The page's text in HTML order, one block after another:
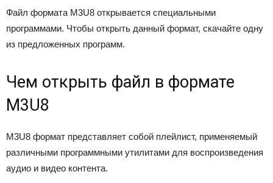
Файл формата M3U8 открывается специальными
программами. Чтобы открыть данный формат, скачайте одну
из предложенных программ.
Чем открыть файл в формате
M3U8
M3U8 формат представляет собой плейлист, применяемый
различными программными утилитами для воспроизведения
аудио и видео контента.